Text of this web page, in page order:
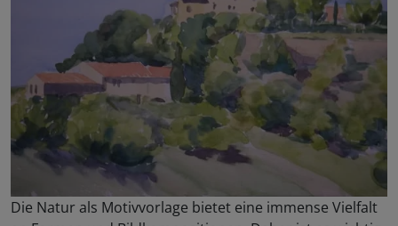
Die Natur als Motivvorlage bietet eine immense Vielfalt